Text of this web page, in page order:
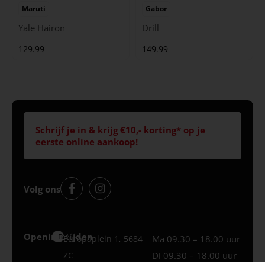
Maruti
Yale Hairon
129.99
Gabor
Drill
149.99
Schrijf je in & krijg €10,- korting* op je
eerste online aankoop!
Volg ons
Openingstijden
Best
Europaplein 1, 5684
ZC
Ma 09.30 – 18.00 uur
Di 09.30 – 18.00 uur